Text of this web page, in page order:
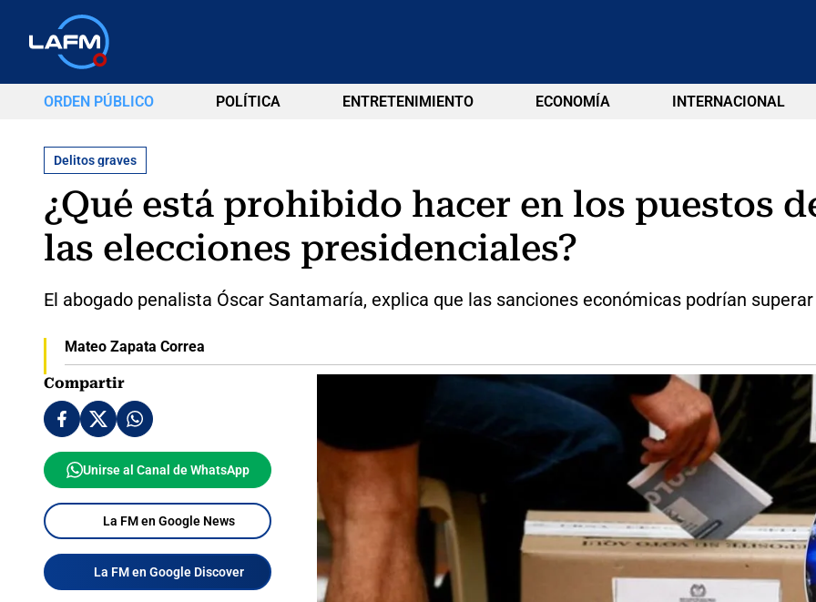
ORDEN PÚBLICO POLÍTICA ENTRETENIMIENTO ECONOMÍA INTERNACIONAL
Delitos graves
¿Qué está prohibido hacer en los puestos
las elecciones presidenciales?
El abogado penalista Óscar Santamaría, explica que las sanciones económicas podrían
Mateo Zapata Correa
Compartir
Unirse al Canal de WhatsApp
La FM en Google News
La FM en Google Discover